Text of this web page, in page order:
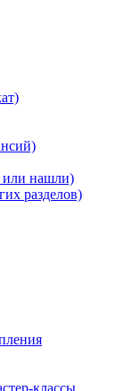
или нашли)
разделов)
классы,